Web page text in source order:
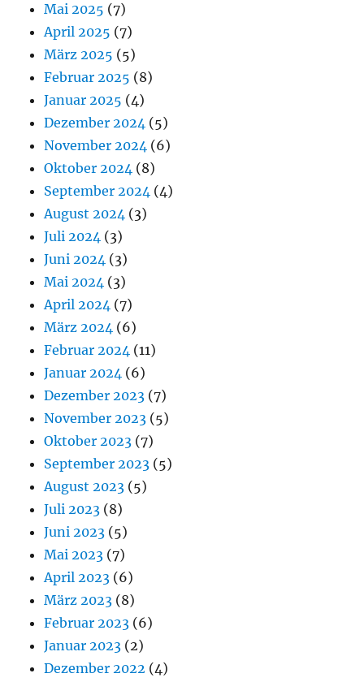
Mai 2025 (7)
April 2025 (7)
März 2025 (5)
Februar 2025 (8)
Januar 2025 (4)
Dezember 2024 (5)
November 2024 (6)
Oktober 2024 (8)
September 2024 (4)
August 2024 (3)
Juli 2024 (3)
Juni 2024 (3)
Mai 2024 (3)
April 2024 (7)
März 2024 (6)
Februar 2024 (11)
Januar 2024 (6)
Dezember 2023 (7)
November 2023 (5)
Oktober 2023 (7)
September 2023 (5)
August 2023 (5)
Juli 2023 (8)
Juni 2023 (5)
Mai 2023 (7)
April 2023 (6)
März 2023 (8)
Februar 2023 (6)
Januar 2023 (2)
Dezember 2022 (4)